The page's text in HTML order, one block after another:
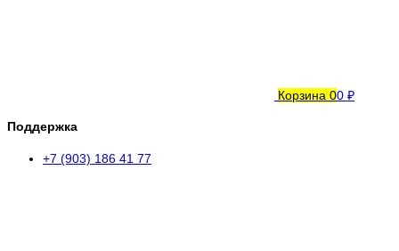
Корзина 00 ₽
Поддержка
+7 (903) 186 41 77